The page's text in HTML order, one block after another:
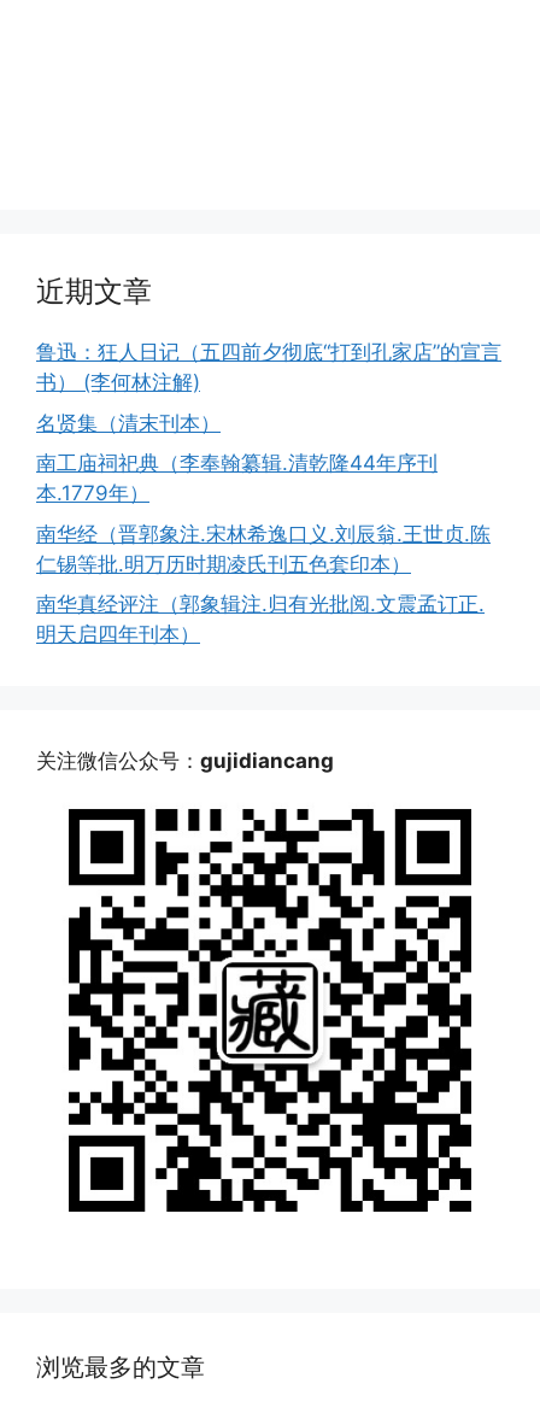
近期文章
鲁迅：狂人日记（五四前夕彻底“打到孔家店”的宣言
书） (李何林注解)
名贤集（清末刊本）
南工庙祠祀典（李奉翰纂辑.清乾隆44年序刊
本.1779年）
南华经（晋郭象注.宋林希逸口义.刘辰翁.王世贞.陈
仁锡等批.明万历时期凌氏刊五色套印本）
南华真经评注（郭象辑注.归有光批阅.文震孟订正.
明天启四年刊本）
关注微信公众号： gujidiancang
浏览最多的文章